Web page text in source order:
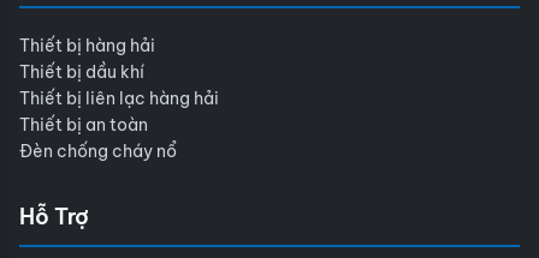
Thiết bị hàng hải
Thiết bị dầu khí
Thiết bị liên lạc hàng hải
Thiết bị an toàn
Đèn chống cháy nổ
Hỗ Trợ